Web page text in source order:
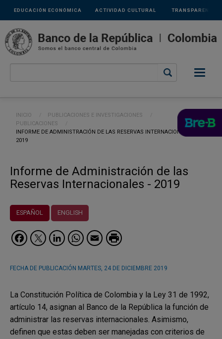
Pasar al contenido principal
Links
secundarios
ACTIVIDAD CULTURAL
EDUCACIÓN ECONÓMICA TRANSPARENCIA
Ruta de navegación
INICIO
PUBLICACIONES E INVESTIGACIONES
PUBLICACIONES
CURRENT:
INFORME DE ADMINISTRACIÓN DE LAS RESERVAS INTERNACIONALES -
2019
Informe de Administración de las
Reservas Internacionales - 2019
ESPAÑOL ENGLISH
Facebook
Twitter
LinkedIn
WhatsApp
Email
FECHA DE PUBLICACIÓN MARTES, 24 DE DICIEMBRE 2019
La Constitución Política de Colombia y la Ley 31 de 1992,
artículo 14, asignan al Banco de la República la función de
administrar las reservas internacionales. Asimismo,
definen que estas deben ser manejadas con criterios de